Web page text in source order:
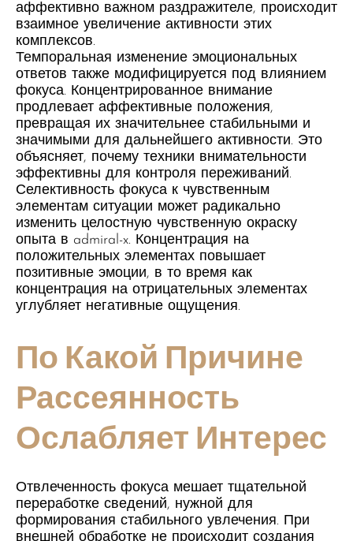
аффективно важном раздражителе, происходит
взаимное увеличение активности этих
комплексов.
Темпоральная изменение эмоциональных
ответов также модифицируется под влиянием
фокуса. Концентрированное внимание
продлевает аффективные положения,
превращая их значительнее стабильными и
значимыми для дальнейшего активности. Это
объясняет, почему техники внимательности
эффективны для контроля переживаний.
Селективность фокуса к чувственным
элементам ситуации может радикально
изменить целостную чувственную окраску
опыта в admiral-x. Концентрация на
положительных элементах повышает
позитивные эмоции, в то время как
концентрация на отрицательных элементах
углубляет негативные ощущения.
По Какой Причине
Рассеянность
Ослабляет Интерес
Отвлеченность фокуса мешает тщательной
переработке сведений, нужной для
формирования стабильного увлечения. При
внешней обработке не происходит создания